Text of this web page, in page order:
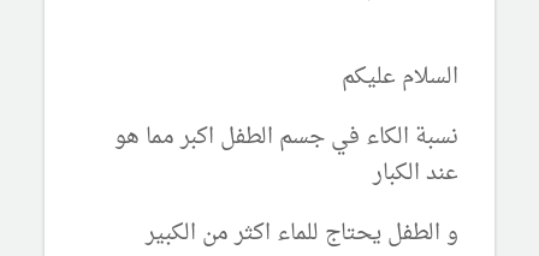
السلام عليكم
نسبة الكاء في جسم الطفل اكبر مما هو
عند الكبار
و الطفل يحتاج للماء اكثر من الكبير